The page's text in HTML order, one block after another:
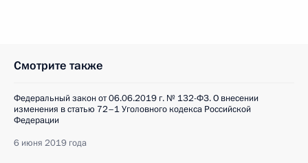
Смотрите также
Федеральный закон от 06.06.2019 г. № 132-ФЗ. О внесении
изменения в статью 72–1 Уголовного кодекса Российской
Федерации
6 июня 2019 года